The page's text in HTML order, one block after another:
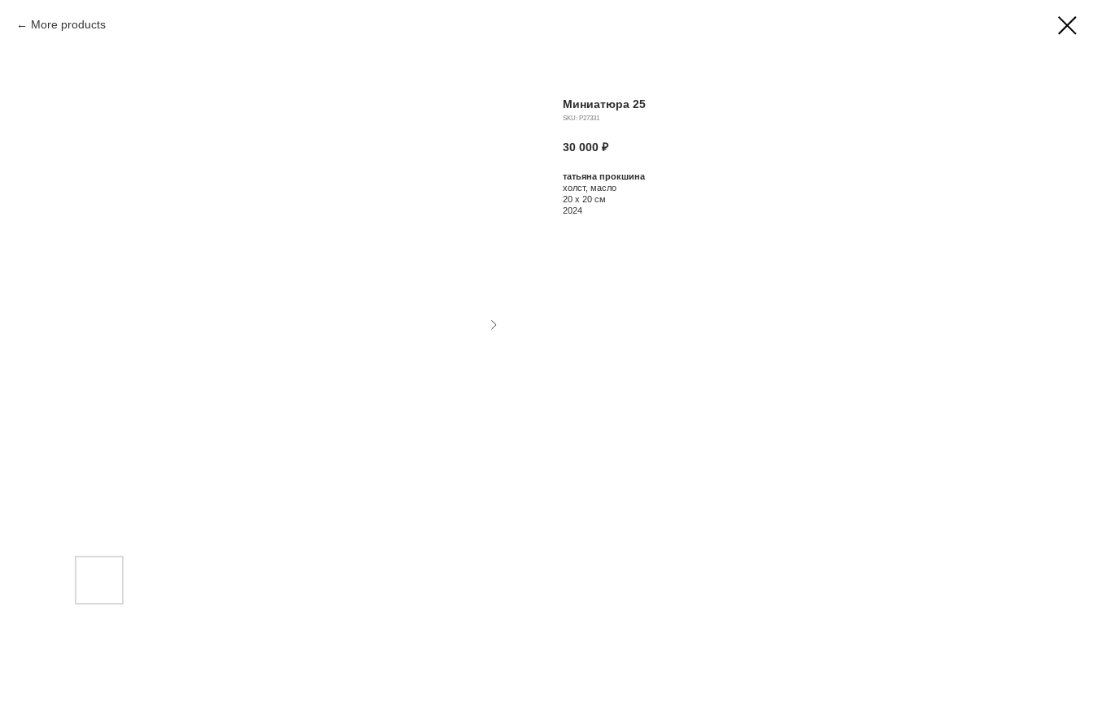
More products
Миниатюра 25
SKU: Р27331
30 000 ₽
татьяна прокшина
холст, масло
20 х 20 см
2024